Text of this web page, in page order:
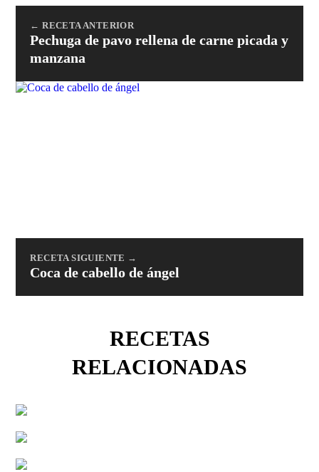
← RECETA ANTERIOR
Pechuga de pavo rellena de carne picada y
manzana
RECETA SIGUIENTE →
Coca de cabello de ángel
RECETAS
RELACIONADAS